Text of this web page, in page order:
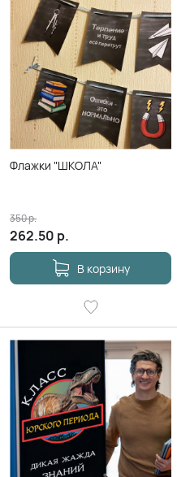
Флажки "ШКОЛА"
262.50 р.
350р.
В корзину